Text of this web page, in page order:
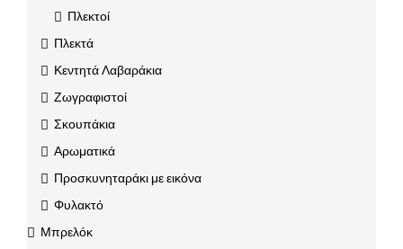
Πλεκτοί
Πλεκτά
Κεντητά Λαβαράκια
Ζωγραφιστοί
Σκουπάκια
Αρωματικά
Προσκυνηταράκι με εικόνα
Φυλακτό
Μπρελόκ